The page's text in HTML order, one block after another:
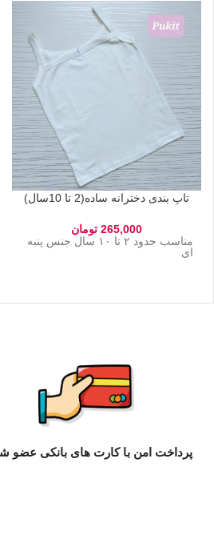
تاپ بندی دخترانه ساده(2 تا 10سال)
265,000 تومان
مناسب حدود ۲ تا ۱۰ سال جنس پنبه
ای
پرداخت امن با کارت های بانکی عضو